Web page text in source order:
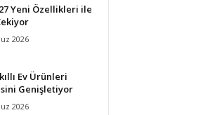
Yeni Özellikleri ile
2026
Ev Ürünleri
Genişletiyor
2026